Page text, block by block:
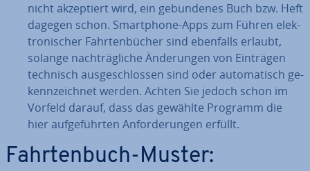
nicht ak­zep­tiert wird, ein ge­bun­de­nes Buch bzw. Heft
dagegen schon. Smart­phone-Apps zum Führen elek­
tro­ni­scher Fahr­ten­bü­cher sind ebenfalls erlaubt,
solange nach­träg­li­che Än­de­run­gen von Einträgen
technisch aus­ge­schlos­sen sind oder au­to­ma­tisch ge­
kenn­zeich­net werden. Achten Sie jedoch schon im
Vorfeld darauf, dass das gewählte Programm die
hier auf­ge­führ­ten An­for­de­run­gen erfüllt.
Fahr­ten­buch-Muster: